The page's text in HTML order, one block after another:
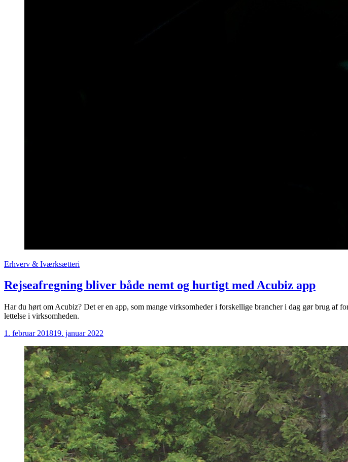
Erhverv & Iværksætteri
Rejseafregning bliver både nemt og hurtigt med Acubiz app
Har du hørt om Acubiz? Det er en app, som mange virksomheder i forskellige brancher i dag gør brug af
lettelse i virksomheden.
1. februar 201819. januar 2022